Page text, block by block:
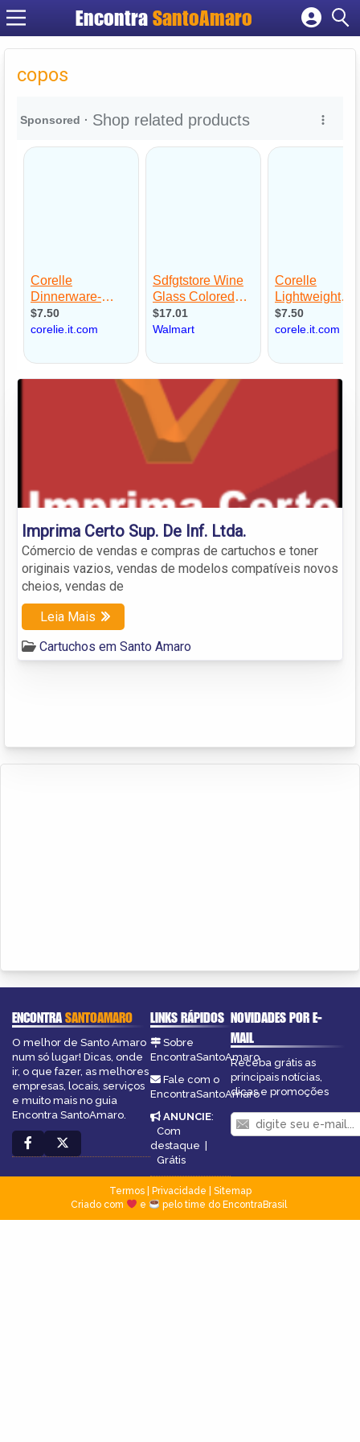
Encontra SantoAmaro
Cadastrar empresa
copos
Imprima Certo Sup. De Inf. Ltda.
Cómercio de vendas e compras de cartuchos e toner
originais vazios, vendas de modelos compatíveis novos
cheios, vendas de
Leia Mais
Cartuchos em Santo Amaro
ENCONTRASANTOAMARO
O melhor de Santo Amaro
num só lugar! Dicas, onde
ir, o que fazer, as melhores
empresas, locais, serviços
e muito mais no guia
Encontra SantoAmaro.
LINKS RÁPIDOS
Sobre
EncontraSantoAmaro
Fale com o
EncontraSantoAmaro
ANUNCIE:
Com
destaque |
Grátis
NOVIDADES POR E-
MAIL
Receba grátis as
principais notícias,
dicas e promoções
Termos| Privacidade
Sitemap
Criado com
e pelo time do EncontraBrasil